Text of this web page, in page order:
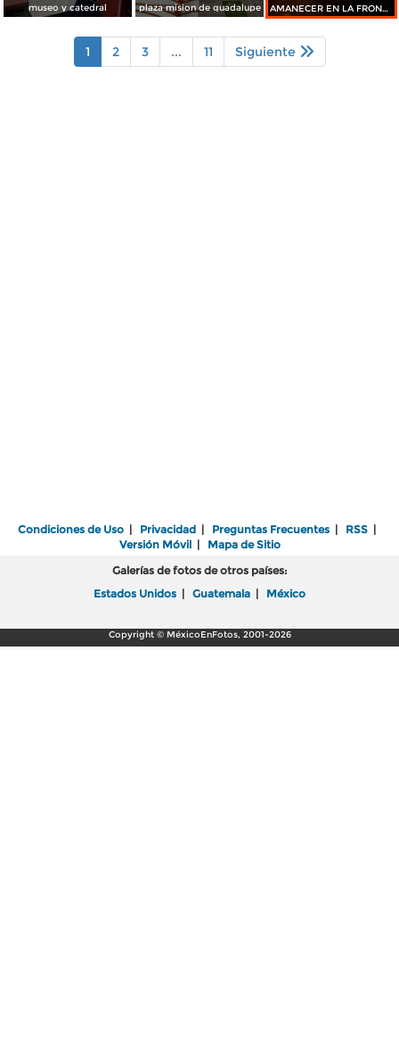
museo y catedral plaza mision de guadalupe AMANECER EN LA FRONTERA
1 2 3 ... 11 Siguiente
Condiciones de Uso | Privacidad | Preguntas Frecuentes | RSS |
Versión Móvil| Mapa de Sitio
Galerías de fotos de otros países:
Estados Unidos | Guatemala | México
Copyright © MéxicoEnFotos, 2001-2026